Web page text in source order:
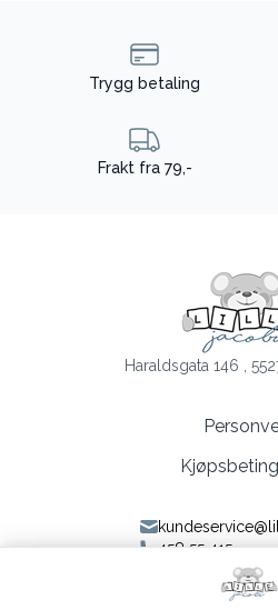
Trygg betaling
Frakt fra 79,-
Haraldsgata 146 ,
458 55 415
Følg oss på
Følg oss på